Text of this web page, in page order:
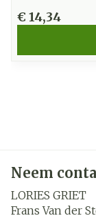
€ 14,34
Neem
LORIES GRIET
Frans Van der